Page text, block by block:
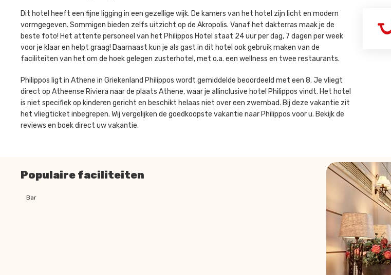
Dit hotel heeft een fijne ligging in een gezellige wijk. De kamers van het hotel zijn licht en modern
vormgegeven. Sommigen bieden zelfs uitzicht op de Akropolis. Vanaf het dakterras maak je de
beste foto! Het attente personeel van het Philippos Hotel staat 24 uur per dag, 7 dagen per week
voor je klaar en helpt graag! Daarnaast kun je als gast in dit hotel ook gebruik maken van de
faciliteiten van het om de hoek gelegen zusterhotel, met o.a. een wellness en twee restaurants.
Philippos ligt in Athene in Griekenland Philippos wordt gemiddelde beoordeeld met een 8. Je vliegt
direct op Atheense Riviera naar de plaats Athene, waar je allinclusive hotel Philippos vindt. Het hotel
is niet specifiek op kinderen gericht en beschikt helaas niet over een zwembad. Bij deze vakantie zit
het vliegticket inbegrepen. Wij vergelijken de goedkoopste vakantie naar Philippos voor u. Bekijk de
reviews en boek direct uw vakantie.
Populaire faciliteiten
Bar